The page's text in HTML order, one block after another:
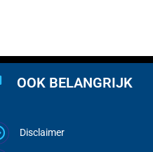
OOK BELANGRIJK
Disclaimer